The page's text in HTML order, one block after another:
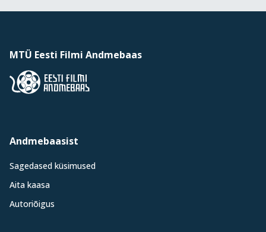
MTÜ Eesti Filmi Andmebaas
Andmebaasist
Sagedased küsimused
Aita kaasa
Autoriõigus